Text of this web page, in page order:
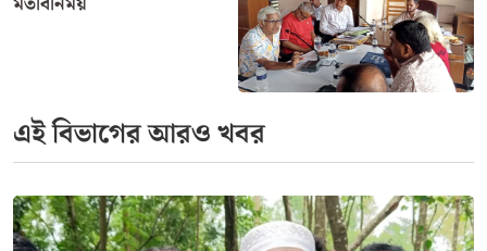
এই বিভাগের আরও খবর